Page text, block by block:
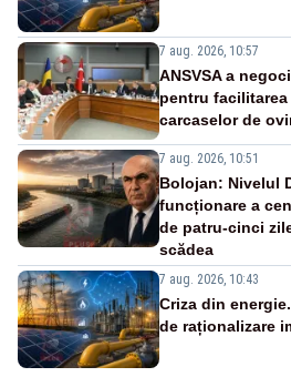
7 aug. 2026, 10:57
ANSVSA a
pentru
carcaselor de
7 aug. 2026, 10:51
Bolojan: Nivelul
funcționare a
de patru-cinci
scădea
7 aug. 2026, 10:43
Criza din
de raționalizare